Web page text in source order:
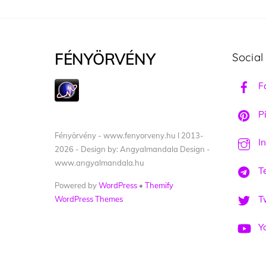
FÉNYÖRVÉNY
Fényörvény - www.fenyorveny.hu I 2013-
2026 - Design by: Angyalmandala Design -
www.angyalmandala.hu
Powered byWordPress • Themify
WordPress Themes
Social